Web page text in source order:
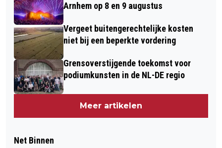
Arnhem op 8 en 9 augustus
Vergeet buitengerechtelijke kosten
niet bij een beperkte vordering
Grensoverstijgende toekomst voor
podiumkunsten in de NL-DE regio
Meer artikelen
Net Binnen